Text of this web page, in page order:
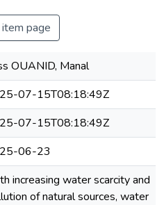
page
OUANID, Manal
07-15T08:18:49Z
07-15T08:18:49Z
06-23
increasing water scarcity and
of natural sources, water